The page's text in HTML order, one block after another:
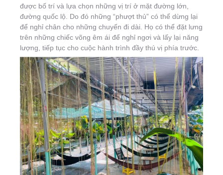
được bố trí và lựa chọn những vị trí ở mặt đường lớn,
đường quốc lộ. Do đó những “phượt thủ” có thể dừng lại
để nghỉ chân cho những chuyến đi dài. Họ có thể đặt lưng
trên những chiếc võng êm ái để nghỉ ngơi và lấy lại năng
lượng, tiếp tục cho cuộc hành trình đầy thú vị phía trước.